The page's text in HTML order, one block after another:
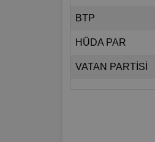
BTP
HÜDA PAR
VATAN PARTİSİ